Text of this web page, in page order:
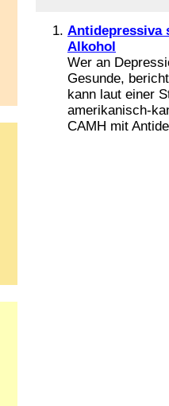
Antidepressiva
Alkohol
Wer an
Gesunde,
kann laut einer
amerikanisch-
CAMH mit